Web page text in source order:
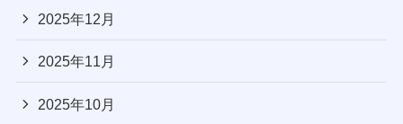
2025年12月
2025年11月
2025年10月